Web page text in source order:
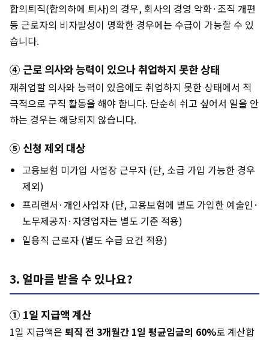
합의퇴직(합의하에 퇴사)의 경우, 회사의 경영 악화·조직 개편
등 근로자의 비자발성이 명확한 경우에는 수급이 가능할 수 있
습니다.
④ 근로 의사와 능력이 있으나 취업하지 못한 상태
재취업할 의사와 능력이 있음에도 취업하지 못한 상태에서 적
극적으로 구직 활동을 해야 합니다. 단순히 쉬고 싶어서 일을 안
하는 경우는 해당되지 않습니다.
⑤ 신청 제외 대상
고용보험 미가입 사업장 근무자 (단, 소급 가입 가능한 경우
제외)
프리랜서·개인사업자 (단, 고용보험에 별도 가입한 예술인·
노무제공자·자영업자는 별도 기준 적용)
일용직 근로자 (별도 수급 요건 적용)
3. 얼마를 받을 수 있나요?
① 1일 지급액 계산
1일 지급액은 퇴직 전 3개월간 1일 평균임금의 60%로 계산합